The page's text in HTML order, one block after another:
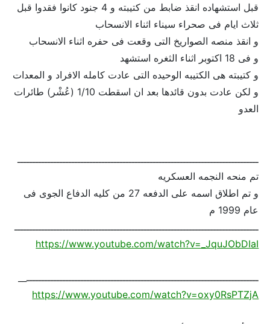
قبل استشهاده انقذ ضابط من كتيبته و 4 جنود كانوا فقدوا قبل
ثلاث ايام فى صحراء سيناء اثناء الانسحاب
و انقذ منصه الصواريخ التى وقعت فى حفره اثناء الانسحاب
و فى 18 اكتوبر اثناء الثغره استشهد
و كتيبته هى الكتيبه الوحيده التى عادت كامله الافراد و المعدات
و لكن عادت بدون قائدها بعد ان اسقطت 1/10 (عُشْر) طائرات
العدو
ــــــــــــــــــــــــــــــــــــــــــــــــــــــــــــــــــــــــــــــــ
تم منحه النجمه العسكريه
و تم اطلاق اسمه على الدفعه 27 من كليه الدفاع الجوى فى
عام 1999 م
ـــــــــــــــــــــــــــــــــــــــــــــــــــــــــــــــــــــــــــــــــ
https://www.youtube.com/watch?v=_JquJObDIaI
ـــــــــــــــــــــــــــــــــــــــــــــــــــــــــــــــــــــــــــــ__
https://www.youtube.com/watch?v=oxy0RsPTZjA